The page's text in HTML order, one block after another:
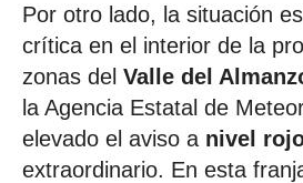
Por otro lado, la situación
crítica en el interior de la
zonas del Valle del
la Agencia Estatal de
elevado el aviso a nivel
extraordinario. En esta